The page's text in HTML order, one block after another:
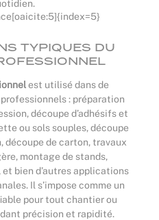
TYPIQUES DU
est utilisé dans de
: préparation
découpe d’adhésifs et
ou sols souples, découpe
découpe de carton, travaux
montage de stands,
bien d’autres applications
Il s’impose comme un
pour tout chantier ou
précision et rapidité.